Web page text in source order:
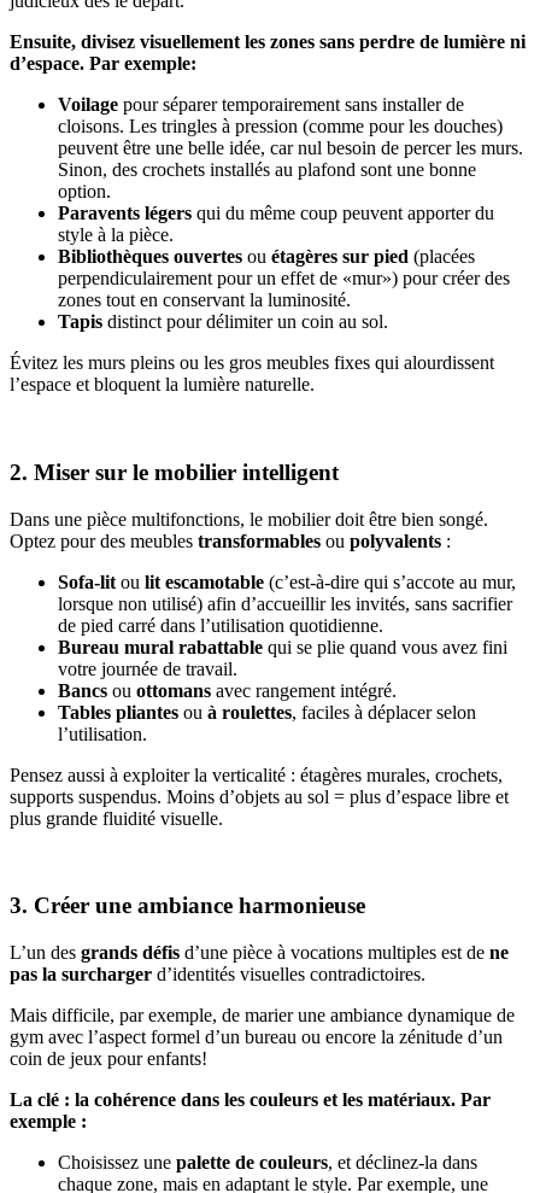
Ensuite, divisez visuellement les zones sans perdre de lumière ni
d’espace. Par exemple:
Voilage pour séparer temporairement sans installer de
cloisons. Les tringles à pression (comme pour les douches)
peuvent être une belle idée, car nul besoin de percer les murs.
Sinon, des crochets installés au plafond sont une bonne
option.
Paravents légers qui du même coup peuvent apporter du
style à la pièce.
Bibliothèques ouvertes ou étagères sur pied (placées
perpendiculairement pour un effet de «mur») pour créer des
zones tout en conservant la luminosité.
Tapis distinct pour délimiter un coin au sol.
Évitez les murs pleins ou les gros meubles fixes qui alourdissent
l’espace et bloquent la lumière naturelle.
2. Miser sur le mobilier intelligent
Dans une pièce multifonctions, le mobilier doit être bien songé.
Optez pour des meubles transformables ou polyvalents :
Sofa-lit ou lit escamotable (c’est-à-dire qui s’accote au mur,
lorsque non utilisé) afin d’accueillir les invités, sans sacrifier
de pied carré dans l’utilisation quotidienne.
Bureau mural rabattable qui se plie quand vous avez fini
votre journée de travail.
Bancs ou ottomans avec rangement intégré.
Tables pliantes ou à roulettes, faciles à déplacer selon
l’utilisation.
Pensez aussi à exploiter la verticalité : étagères murales, crochets,
supports suspendus. Moins d’objets au sol = plus d’espace libre et
plus grande fluidité visuelle.
3. Créer une ambiance harmonieuse
L’un des grands défis d’une pièce à vocations multiples est de ne
pas la surcharger d’identités visuelles contradictoires.
Mais difficile, par exemple, de marier une ambiance dynamique de
gym avec l’aspect formel d’un bureau ou encore la zénitude d’un
coin de jeux pour enfants!
La clé : la cohérence dans les couleurs et les matériaux. Par
exemple :
Choisissez une palette de couleurs, et déclinez-la dans
chaque zone, mais en adaptant le style. Par exemple, une